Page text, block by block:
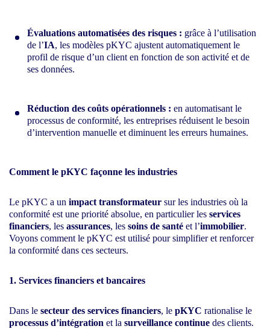
Évaluations automatisées des risques : grâce à l’utilisation
de l’IA, les modèles pKYC ajustent automatiquement le
profil de risque d’un client en fonction de son activité et de
ses données.
Réduction des coûts opérationnels : en automatisant le
processus de conformité, les entreprises réduisent le besoin
d’intervention manuelle et diminuent les erreurs humaines.
Comment le pKYC façonne les industries
Le pKYC a un impact transformateur sur les industries où la
conformité est une priorité absolue, en particulier les services
financiers, les assurances, les soins de santé et l’immobilier.
Voyons comment le pKYC est utilisé pour simplifier et renforcer
la conformité dans ces secteurs.
1. Services financiers et bancaires
Dans le secteur des services financiers, le pKYC rationalise le
processus d’intégration et la surveillance continue des clients.